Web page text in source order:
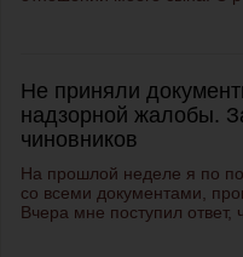
Не приняли
надзорной жалобы.
чиновников
На прошлой неделе я по
со всеми документами,
Вчера мне поступил ответ,